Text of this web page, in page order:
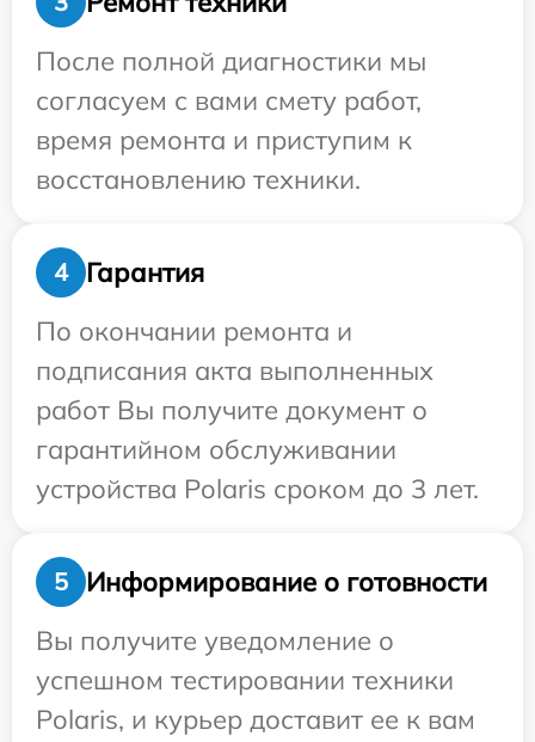
После полной диагностики мы
согласуем с вами смету работ,
время ремонта и приступим к
восстановлению техники.
4
Гарантия
По окончании ремонта и
подписания акта выполненных
работ Вы получите документ о
гарантийном обслуживании
устройства Polaris сроком до 3 лет.
5
Информирование о готовности
Вы получите уведомление о
успешном тестировании техники
Polaris, и курьер доставит ее к вам